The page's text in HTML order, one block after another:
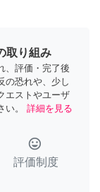
取り組み
、評価・完了後
の恐れや、少し
エストやユーザ
。
詳細を見る
tag_faces
評価制度